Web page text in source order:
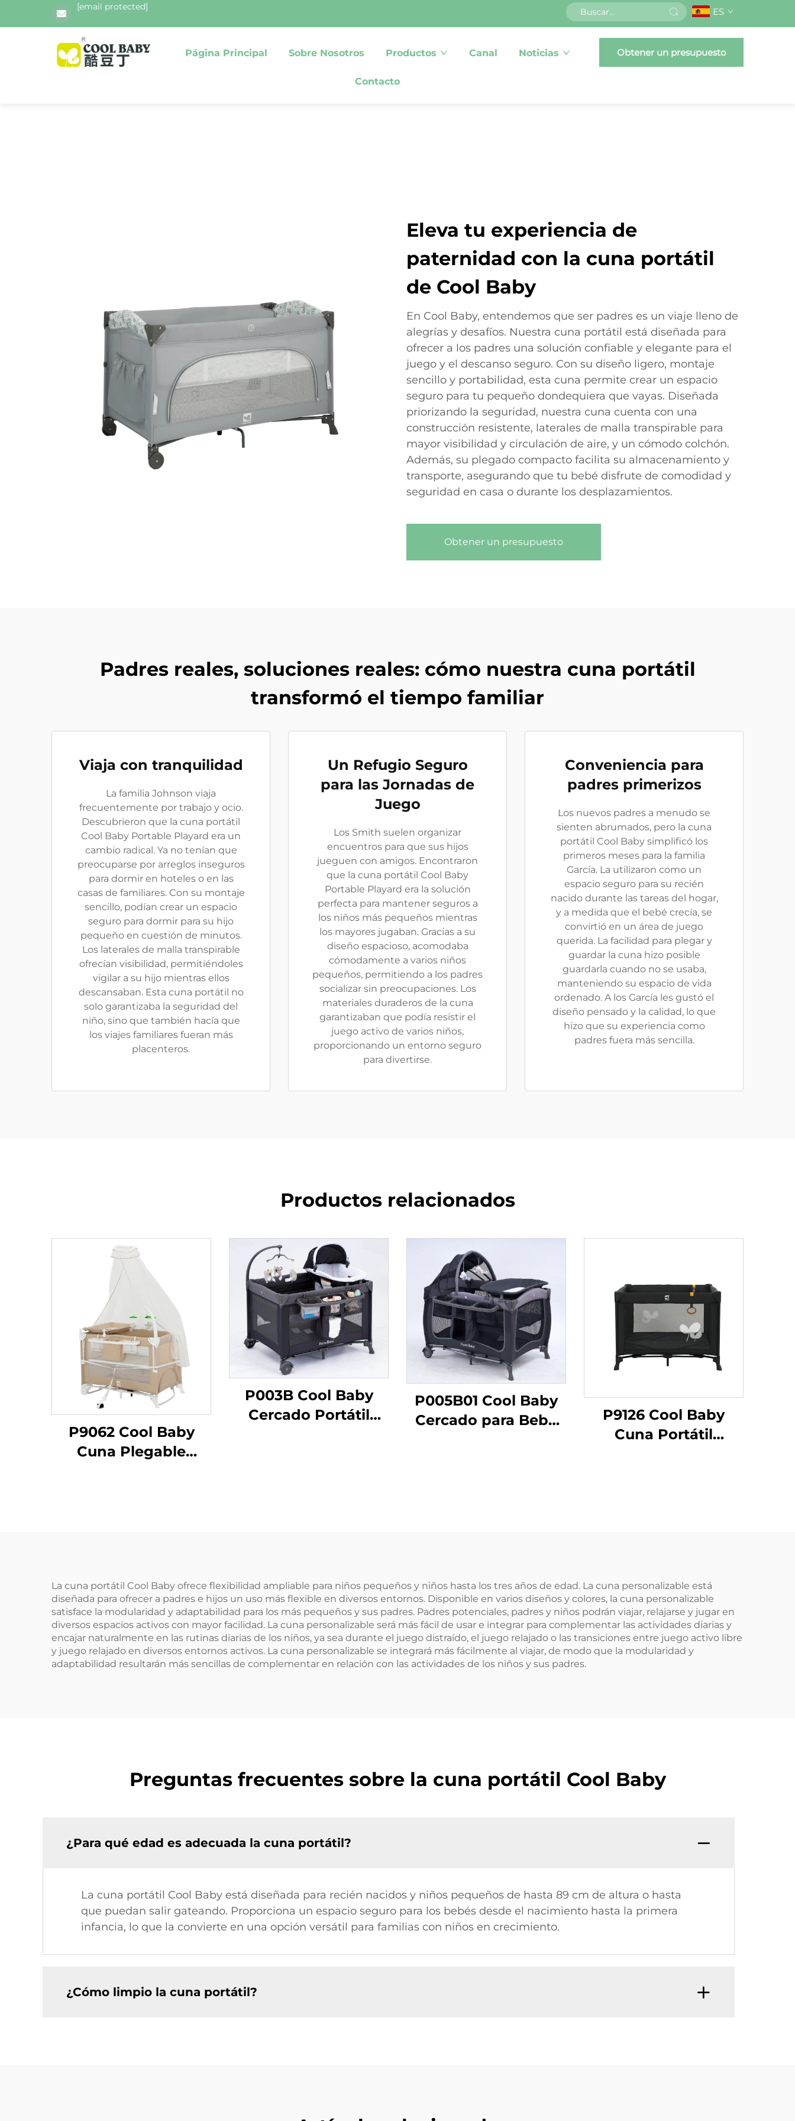
[email protected] ES
Página Principal Sobre Nosotros Productos Canal Noticias
Contacto
Obtener un presupuesto
Eleva tu experiencia de
paternidad con la cuna portátil
de Cool Baby
En Cool Baby, entendemos que ser padres es un viaje lleno de
alegrías y desafíos. Nuestra cuna portátil está diseñada para
ofrecer a los padres una solución confiable y elegante para el
juego y el descanso seguro. Con su diseño ligero, montaje
sencillo y portabilidad, esta cuna permite crear un espacio
seguro para tu pequeño dondequiera que vayas. Diseñada
priorizando la seguridad, nuestra cuna cuenta con una
construcción resistente, laterales de malla transpirable para
mayor visibilidad y circulación de aire, y un cómodo colchón.
Además, su plegado compacto facilita su almacenamiento y
transporte, asegurando que tu bebé disfrute de comodidad y
seguridad en casa o durante los desplazamientos.
Obtener un presupuesto
Padres reales, soluciones reales: cómo nuestra cuna portátil
transformó el tiempo familiar
Viaja con tranquilidad
La familia Johnson viaja
frecuentemente por trabajo y ocio.
Descubrieron que la cuna portátil
Cool Baby Portable Playard era un
cambio radical. Ya no tenían que
preocuparse por arreglos inseguros
para dormir en hoteles o en las
casas de familiares. Con su montaje
sencillo, podían crear un espacio
seguro para dormir para su hijo
pequeño en cuestión de minutos.
Los laterales de malla transpirable
ofrecían visibilidad, permitiéndoles
vigilar a su hijo mientras ellos
descansaban. Esta cuna portátil no
solo garantizaba la seguridad del
niño, sino que también hacía que
los viajes familiares fueran más
placenteros.
Un Refugio Seguro
para las Jornadas de
Juego
Los Smith suelen organizar
encuentros para que sus hijos
jueguen con amigos. Encontraron
que la cuna portátil Cool Baby
Portable Playard era la solución
perfecta para mantener seguros a
los niños más pequeños mientras
los mayores jugaban. Gracias a su
diseño espacioso, acomodaba
cómodamente a varios niños
pequeños, permitiendo a los padres
socializar sin preocupaciones. Los
materiales duraderos de la cuna
garantizaban que podía resistir el
juego activo de varios niños,
proporcionando un entorno seguro
para divertirse.
Conveniencia para
padres primerizos
Los nuevos padres a menudo se
sienten abrumados, pero la cuna
portátil Cool Baby simplificó los
primeros meses para la familia
García. La utilizaron como un
espacio seguro para su recién
nacido durante las tareas del hogar,
y a medida que el bebé crecía, se
convirtió en un área de juego
querida. La facilidad para plegar y
guardar la cuna hizo posible
guardarla cuando no se usaba,
manteniendo su espacio de vida
ordenado. A los García les gustó el
diseño pensado y la calidad, lo que
hizo que su experiencia como
padres fuera más sencilla.
Productos relacionados
P9062 Cool Baby
Cuna Plegable
P003B Cool Baby
Cercado Portátil
P005B01 Cool Baby
Cercado para Bebé
P9126 Cool Baby
Cuna Portátil
La cuna portátil Cool Baby ofrece flexibilidad ampliable para niños pequeños y niños hasta los tres años de edad. La cuna personalizable está
diseñada para ofrecer a padres e hijos un uso más flexible en diversos entornos. Disponible en varios diseños y colores, la cuna personalizable
satisface la modularidad y adaptabilidad para los más pequeños y sus padres. Padres potenciales, padres y niños podrán viajar, relajarse y jugar en
diversos espacios activos con mayor facilidad. La cuna personalizable será más fácil de usar e integrar para complementar las actividades diarias y
encajar naturalmente en las rutinas diarias de los niños, ya sea durante el juego distraído, el juego relajado o las transiciones entre juego activo libre
y juego relajado en diversos entornos activos. La cuna personalizable se integrará más fácilmente al viajar, de modo que la modularidad y
adaptabilidad resultarán más sencillas de complementar en relación con las actividades de los niños y sus padres.
Preguntas frecuentes sobre la cuna portátil Cool Baby
¿Para qué edad es adecuada la cuna portátil?
La cuna portátil Cool Baby está diseñada para recién nacidos y niños pequeños de hasta 89 cm de altura o hasta
que puedan salir gateando. Proporciona un espacio seguro para los bebés desde el nacimiento hasta la primera
infancia, lo que la convierte en una opción versátil para familias con niños en crecimiento.
¿Cómo limpio la cuna portátil?